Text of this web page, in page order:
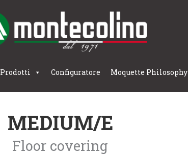
Prodotti Configuratore Moquette Philosophy
MEDIUM/E
Floor covering